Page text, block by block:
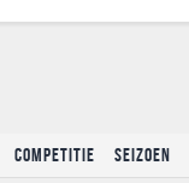
Competitie Seizoen